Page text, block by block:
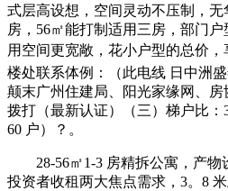
式层高设想，空间灵动不压制，
房，56㎡能打制适用三房，部门
用空间更宽敞，花小户型的总价
楼处联系体例：（此电线 日中洲
颠末广州住建局、阳光家缘网、
拨打（最新认证）（三）梯户比：
60 户）？。
28-56㎡1-3 房精拆公寓，产物
投资者收租两大焦点需求，3。8